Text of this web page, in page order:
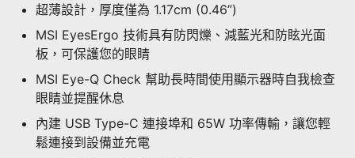
超薄設計，厚度僅為 1.17cm (0.46”)
MSI EyesErgo 技術具有防閃爍、減藍光和防眩光面
板，可保護您的眼睛
MSI Eye-Q Check 幫助長時間使用顯示器時自我檢查
眼睛並提醒休息
內建 USB Type-C 連接埠和 65W 功率傳輸，讓您輕
鬆連接到設備並充電